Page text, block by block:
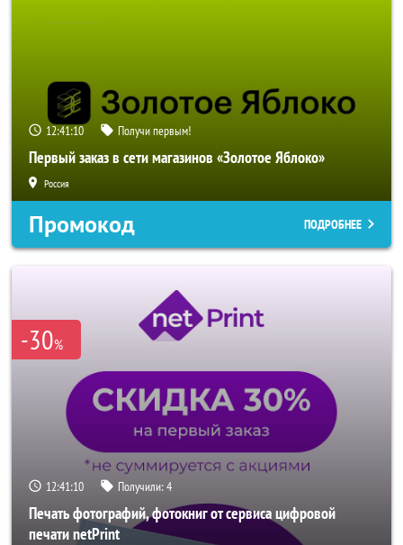
12:41:08 Получи первым!
Первый заказ в сети магазинов «Золотое Яблоко»
Россия
Промокод ПОДРОБНЕЕ
-30%
12:41:08 Получили:4
Печать фотографий, фотокниг от сервиса цифровой
печати netPrint